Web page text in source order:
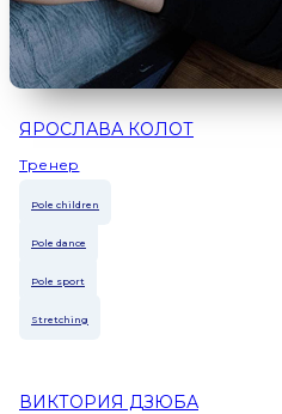
ЯРОСЛАВА КОЛОТ
Тренер
Pole children
Pole dance
Pole sport
Stretching
ВИКТОРИЯ ДЗЮБА